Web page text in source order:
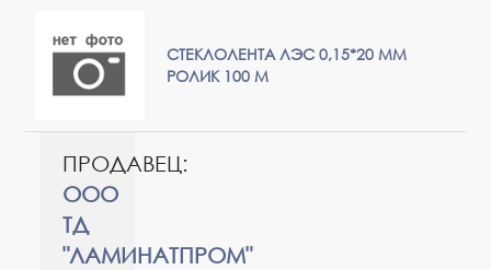
СТЕКЛОЛЕНТА ЛЭС 0,15*20 ММ
РОЛИК 100 М
ПРОДАВЕЦ:
ООО
ТД
"ЛАМИНАТПРОМ"